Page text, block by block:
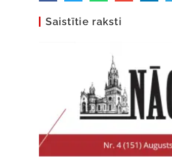
Saistītie raksti